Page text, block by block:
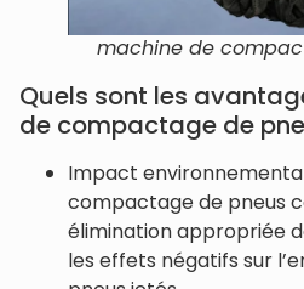
machine de
Quels sont les
de compactage de
Impact
compactage de pneus
élimination appropriée
les effets négatifs sur